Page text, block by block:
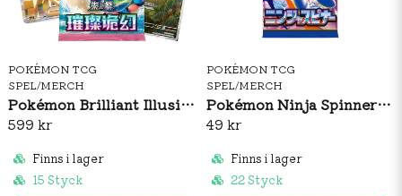
POKÉMON TCG
SPEL/MERCH
Pokémon Brilliant Illusions CSV8C Booster Box Slim (S-CH)
599 kr
Finns i lager
15 Styck
POKÉMON TCG
SPEL/MERCH
Pokémon Ninja Spinner Booster Pack (JP)
49 kr
Finns i lager
22 Styck